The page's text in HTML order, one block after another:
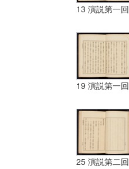
13 演説第一回
19 演説第一回
25 演説第二回